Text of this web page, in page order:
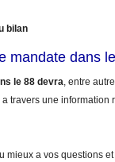
bilan
mandate dans
le 88 devra, entre
a travers une information
mieux a vos questions